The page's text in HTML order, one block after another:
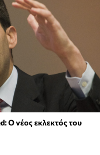
Ο νέος εκλεκτός του